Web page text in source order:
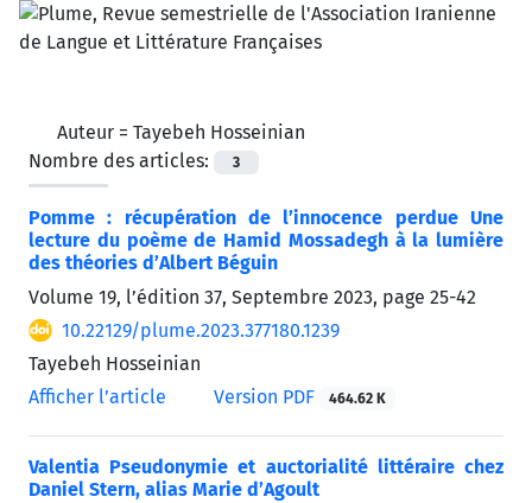
Auteur = Tayebeh Hosseinian
Nombre des articles:
3
Pomme : récupération de l’innocence perdue Une
lecture du poème de Hamid Mossadegh à la lumière
des théories d’Albert Béguin
Volume 19, l’édition 37, Septembre 2023, page 25-42
10.22129/plume.2023.377180.1239
Tayebeh Hosseinian
Afficher l’article
Version PDF 464.62 K
Valentia Pseudonymie et auctorialité littéraire chez
Daniel Stern, alias Marie d’Agoult